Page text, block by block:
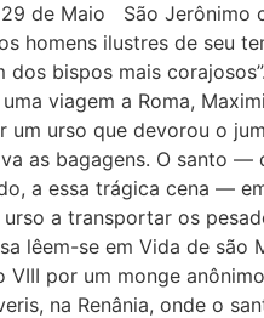
29 de Maio São Jerônimo
homens ilustres de seu
dos bispos mais
viagem a Roma,
um urso que devorou o
as bagagens. O santo —
a essa trágica cena —
a transportar os
lêem-se em Vida de são
VIII por um monge
na Renânia, onde o